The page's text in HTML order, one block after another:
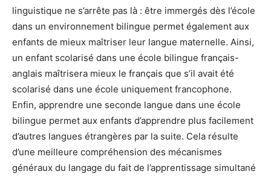
linguistique ne s’arrête pas là : être immergés dès l’école
dans un environnement bilingue permet également aux
enfants de mieux maîtriser leur langue maternelle. Ainsi,
un enfant scolarisé dans une école bilingue français-
anglais maîtrisera mieux le français que s’il avait été
scolarisé dans une école uniquement francophone.
Enfin, apprendre une seconde langue dans une école
bilingue permet aux enfants d’apprendre plus facilement
d’autres langues étrangères par la suite. Cela résulte
d’une meilleure compréhension des mécanismes
généraux du langage du fait de l’apprentissage simultané